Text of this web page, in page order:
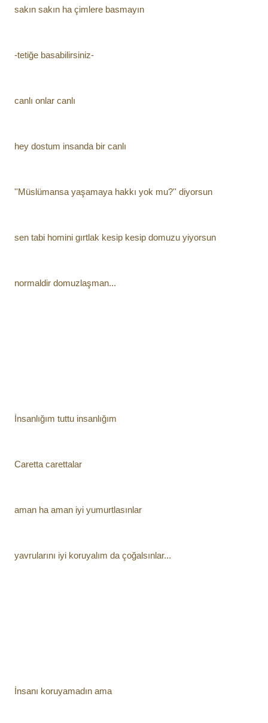
sakın sakın ha çimlere basmayın
-tetiğe basabilirsiniz-
canlı onlar canlı
hey dostum insanda bir canlı
''Müslümansa yaşamaya hakkı yok mu?'' diyorsun
sen tabi homini gırtlak kesip kesip domuzu yiyorsun
normaldir domuzlaşman...
İnsanlığım tuttu insanlığım
Caretta carettalar
aman ha aman iyi yumurtlasınlar
yavrularını iyi koruyalım da çoğalsınlar...
İnsanı koruyamadın ama